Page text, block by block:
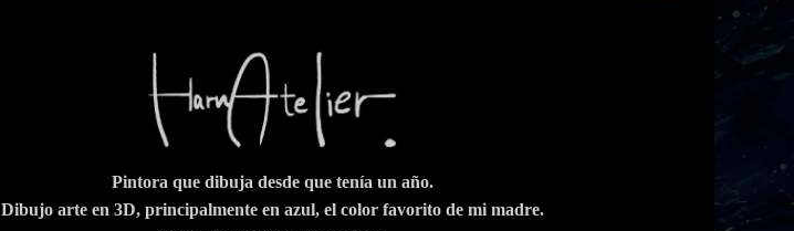
Pintora que dibuja desde que tenía un año.
Dibujo arte en 3D, principalmente en azul, el color favorito de mi madre.